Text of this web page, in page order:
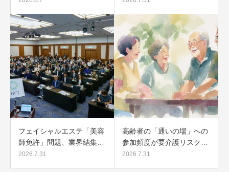
フェイシャルエステ「美容
師免許」問題、業界結集…
2026.7.31
高齢者の「通いの場」への
参加頻度が要介護リスク…
2026.7.31